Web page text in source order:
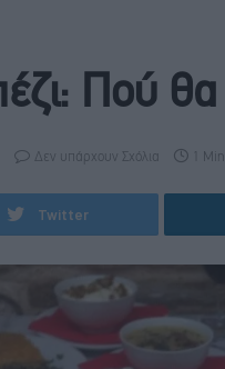
Πού
Δεν υπάρχουν Σχόλια 1
Twitter